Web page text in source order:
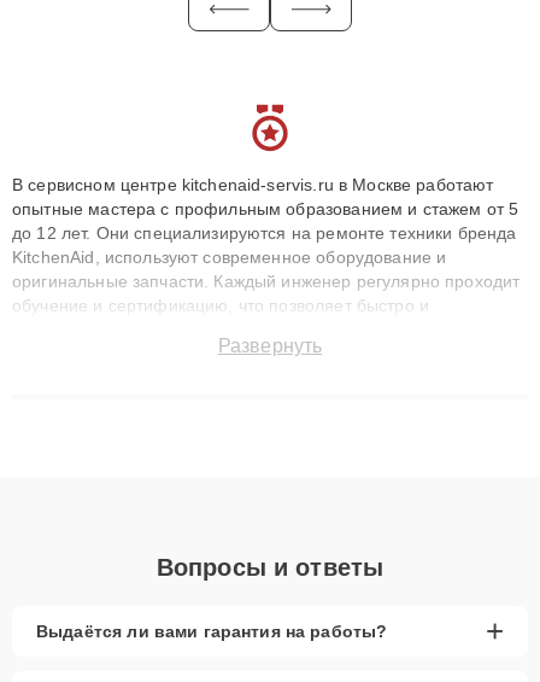
В сервисном центре kitchenaid-servis.ru в Москве работают
опытные мастера с профильным образованием и стажем от 5
до 12 лет. Они специализируются на ремонте техники бренда
KitchenAid, используют современное оборудование и
оригинальные запчасти. Каждый инженер регулярно проходит
обучение и сертификацию, что позволяет быстро и
сохранением гарантии до 3 лет. Наши мастера решают
Развернуть
Вопросы и ответы
Выдаётся ли вами гарантия на работы? +